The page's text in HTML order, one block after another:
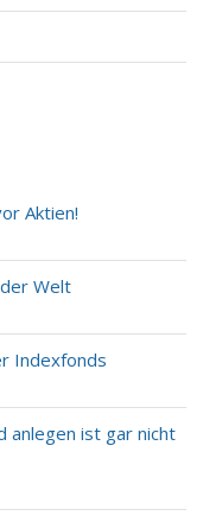
Aktien!
Welt
Indexfonds
anlegen ist gar nicht